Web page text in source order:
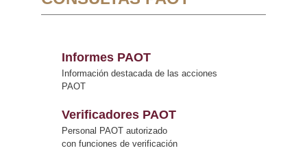
Informes PAOT
Información destacada de las acciones
PAOT
Verificadores PAOT
Personal PAOT autorizado
con funciones de verificación